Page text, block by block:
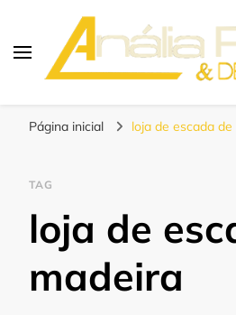
Página inicial loja de escada
TAG
loja de
madeira